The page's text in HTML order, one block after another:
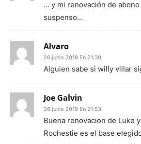
… y mi renovación de
suspenso…
Alvaro
26 junio 2019 En 21:30
Alguien sabe si willy villar
Joe Galvin
26 junio 2019 En 21:53
Buena renovacion de Luke
Rochestie es el base